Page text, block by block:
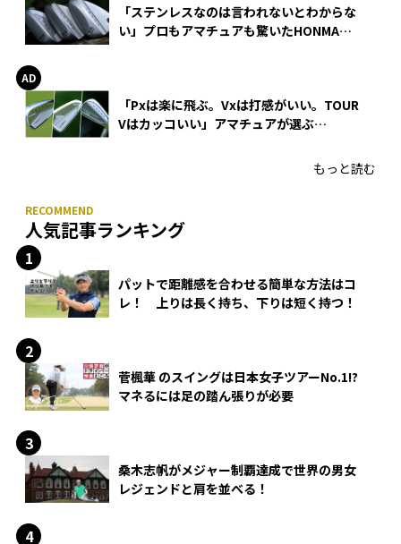
「ステンレスなのは言われないとわからな
い」プロもアマチュアも驚いたHONMA
「Pxは楽に飛ぶ。Vxは打感がいい。TOUR
Vはカッコいい」アマチュアが選ぶ
もっと読む
人気記事ランキング
パットで距離感を合わせる簡単な方法はコ
レ！ 上りは長く持ち、下りは短く持つ！
菅楓華 のスイングは日本女子ツアーNo.1!?
マネるには足の踏ん張りが必要
桑木志帆がメジャー制覇達成で世界の男女
レジェンドと肩を並べる！